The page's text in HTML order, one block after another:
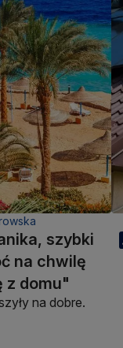
szybki
na chwilę
z domu"
na dobre.